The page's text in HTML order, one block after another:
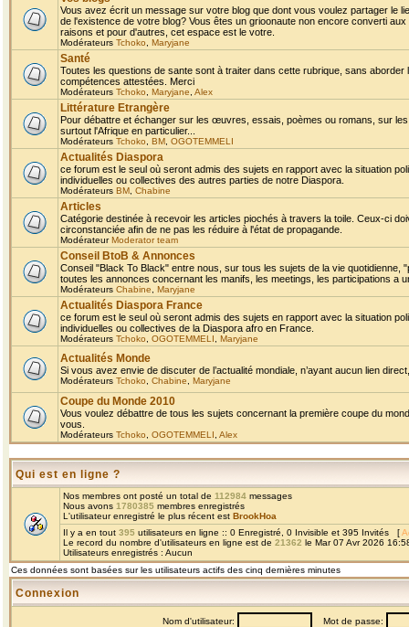
Vous avez écrit un message sur votre blog que dont vous voulez partager le
de l'existence de votre blog? Vous êtes un grioonaute non encore converti
raisons et pour d'autres, cet espace est le votre.
Modérateurs Tchoko Maryjane
Santé
Toutes les questions de sante sont à traiter dans cette rubrique, sans
compétences attestées. Merci
Modérateurs Tchoko Maryjane Alex
Littérature Etrangère
Pour débattre et échanger sur les œuvres, essais, poèmes ou romans, sur
surtout l'Afrique en particulier...
Modérateurs Tchoko BM OGOTEMMELI
Actualités Diaspora
ce forum est le seul où seront admis des sujets en rapport avec la situation
individuelles ou collectives des autres parties de notre Diaspora.
Modérateurs BM Chabine
Articles
Catégorie destinée à recevoir les articles piochés à travers la toile. Ceux-ci
circonstanciée afin de ne pas les réduire à l'état de propagande.
ModérateurModerator team
Conseil BtoB & Annonces
Conseil "Black To Black" entre nous, sur tous les sujets de la vie
toutes les annonces concernant les manifs, les meetings, les participations a
Modérateurs Chabine Maryjane
Actualités Diaspora France
ce forum est le seul où seront admis des sujets en rapport avec la situation
individuelles ou collectives de la Diaspora afro en France.
Modérateurs Tchoko OGOTEMMELI Maryjane
Actualités Monde
Si vous avez envie de discuter de l’actualité mondiale, n’ayant aucun lien
Modérateurs Tchoko Chabine Maryjane
Coupe du Monde 2010
Vous voulez débattre de tous les sujets concernant la première coupe du
vous.
Modérateurs Tchoko OGOTEMMELI Alex
Qui est en ligne ?
Nos membres ont posté un total de 112984 messages
Nous avons 1780385 membres enregistrés
L'utilisateur enregistré le plus récent est BrookHoa
Il y a en tout 395 utilisateurs en ligne :: 0 Enregistré, 0 Invisible et 395 Invités [
Le record du nombre d'utilisateurs en ligne est de 21362 le Mar 07 Avr 2026
Utilisateurs enregistrés : Aucun
Ces données sont basées sur les utilisateurs actifs des cinq dernières minutes
Connexion
Nom d'utilisateur: Mot de passe: